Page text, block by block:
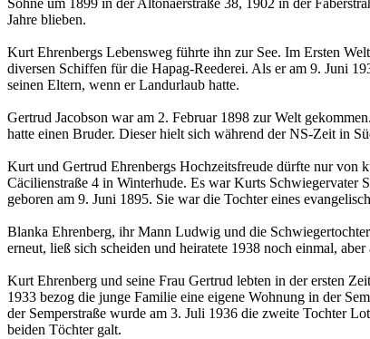
Söhne um 1899 in der Altonaerstraße 38, 1902 in der
Jahre blieben.
Kurt Ehrenbergs Lebensweg führte ihn zur See. Im Ersten
diversen Schiffen für die Hapag-Reederei. Als er am 9. Juni
seinen Eltern, wenn er Landurlaub hatte.
Gertrud Jacobson war am 2. Februar 1898 zur Welt
hatte einen Bruder. Dieser hielt sich während der NS-Zeit in
Kurt und Gertrud Ehrenbergs Hochzeitsfreude dürfte nur von
Cäcilienstraße 4 in Winterhude. Es war Kurts Schwiegervater
geboren am 9. Juni 1895. Sie war die Tochter eines
Blanka Ehrenberg, ihr Mann Ludwig und die
erneut, ließ sich scheiden und heiratete 1938 noch einmal,
Kurt Ehrenberg und seine Frau Gertrud lebten in der ersten
1933 bezog die junge Familie eine eigene Wohnung in der
der Semperstraße wurde am 3. Juli 1936 die zweite Tochter
beiden Töchter galt.